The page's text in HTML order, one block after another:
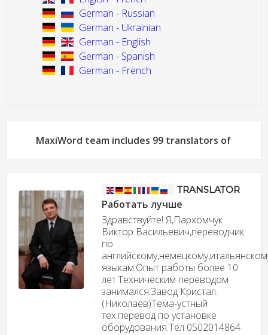
German - Russian
German - Ukrainian
German - English
German - Spanish
German - French
MaxiWord team includes 99 translators of
TRANSLATOR
Работать лучше
Здравствуйте! Я,Пархомчук
Виктор Васильевич,переводчик
по
языкам.Опыт работы более 10
лет.Техническим переводом
занимался.Завод Кристал.
(Николаев)Тема-устный
тех.перевод по установке
оборудования.Тел 0502014864